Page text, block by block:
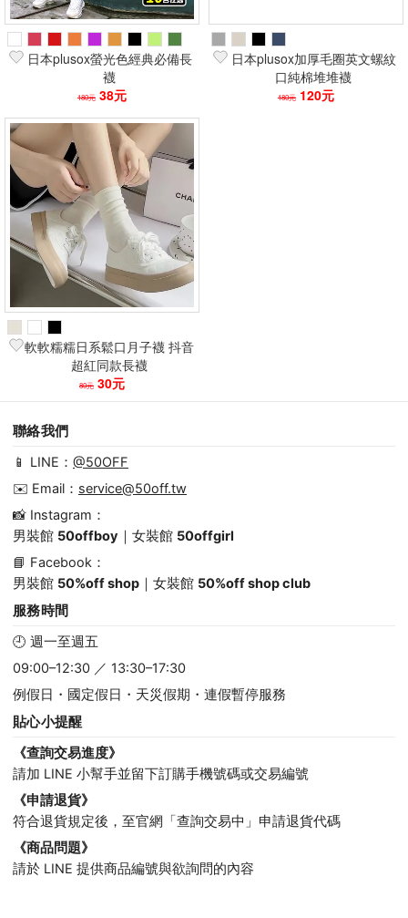
日本plusox螢光色經典必備長
襪
180元 38元
日本plusox加厚毛圈英文螺紋
口純棉堆堆襪
180元 120元
軟軟糯糯日系鬆口月子襪 抖音
超紅同款長襪
80元 30元